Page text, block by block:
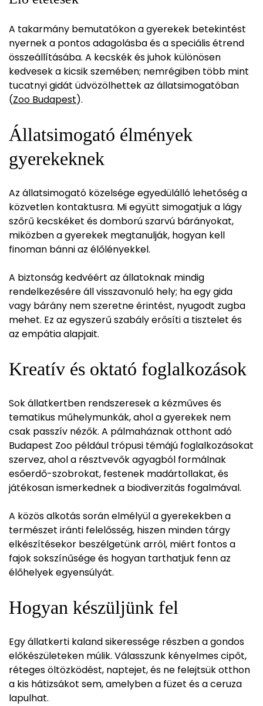
A takarmány bemutatókon a gyerekek betekintést
nyernek a pontos adagolásba és a speciális étrend
összeállításába. A kecskék és juhok különösen
kedvesek a kicsik szemében; nemrégiben több mint
tucatnyi gidát üdvözölhettek az állatsimogatóban
(Zoo Budapest).
Állatsimogató élmények
gyerekeknek
Az állatsimogató közelsége egyedülálló lehetőség a
közvetlen kontaktusra. Mi együtt simogatjuk a lágy
szőrű kecskéket és domború szarvú bárányokat,
miközben a gyerekek megtanulják, hogyan kell
finoman bánni az élőlényekkel.
A biztonság kedvéért az állatoknak mindig
rendelkezésére áll visszavonuló hely; ha egy gida
vagy bárány nem szeretne érintést, nyugodt zugba
mehet. Ez az egyszerű szabály erősíti a tisztelet és
az empátia alapjait.
Kreatív és oktató foglalkozások
Sok állatkertben rendszeresek a kézműves és
tematikus műhelymunkák, ahol a gyerekek nem
csak passzív nézők. A pálmaháznak otthont adó
Budapest Zoo például trópusi témájú foglalkozásokat
szervez, ahol a résztvevők agyagból formálnak
esőerdő-szobrokat, festenek madártollakat, és
játékosan ismerkednek a biodiverzitás fogalmával.
A közös alkotás során elmélyül a gyerekekben a
természet iránti felelősség, hiszen minden tárgy
elkészítésekor beszélgetünk arról, miért fontos a
fajok sokszínűsége és hogyan tarthatjuk fenn az
élőhelyek egyensúlyát.
Hogyan készüljünk fel
Egy állatkerti kaland sikeressége részben a gondos
előkészületeken múlik. Válasszunk kényelmes cipőt,
réteges öltözködést, naptejet, és ne felejtsük otthon
a kis hátizsákot sem, amelyben a füzet és a ceruza
lapulhat.